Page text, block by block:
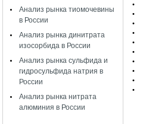
Анализ рынка тиомочевины
в России
Анализ рынка динитрата
изосорбида в России
Анализ рынка сульфида и
гидросульфида натрия в
России
Анализ рынка нитрата
алюминия в России
•
•
•
•
•
•
•
•
•
•